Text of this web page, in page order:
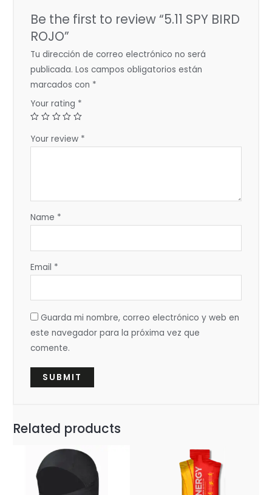
Be the first to review “5.11 SPY BIRD
ROJO”
Tu dirección de correo electrónico no será
publicada. Los campos obligatorios están
marcados con *
Your rating *
Your review *
Name *
Email *
Guarda mi nombre, correo electrónico y web en
este navegador para la próxima vez que
comente.
Related products